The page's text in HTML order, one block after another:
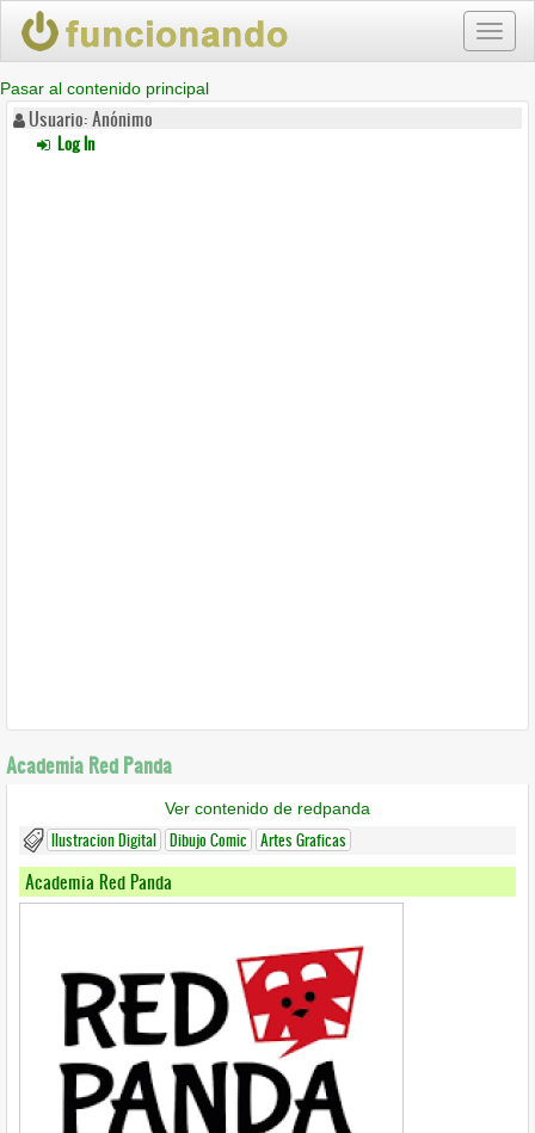
Pasar al contenido principal
Usuario: Anónimo
Log In
Academia Red Panda
Ver contenido de redpanda
Ilustracion Digital Dibujo Comic Artes Graficas
Academia Red Panda